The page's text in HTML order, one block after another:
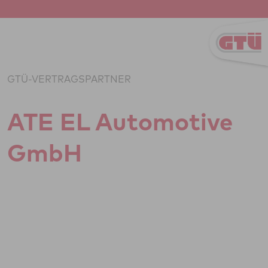
GTÜ-VERTRAGSPARTNER
ATE EL Auto­mo­tive
GmbH